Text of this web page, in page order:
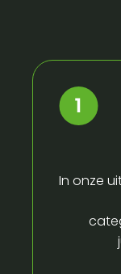
In onze